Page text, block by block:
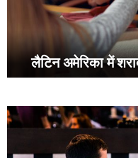
लैटिन अमेरिका में